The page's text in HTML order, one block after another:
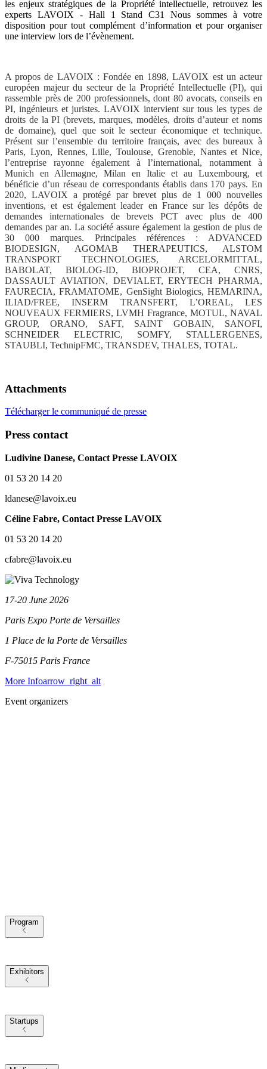
les enjeux stratégiques de la Propriété intellectuelle, retrouvez les
experts LAVOIX - Hall 1 Stand C31 Nous sommes à votre
disposition pour tout complément d’information et pour organiser
une interview lors de l’évènement.
A propos de LAVOIX : Fondée en 1898, LAVOIX est un acteur
européen majeur du secteur de la Propriété Intellectuelle (PI), qui
rassemble près de 200 professionnels, dont 80 avocats, conseils en
PI, ingénieurs et juristes. LAVOIX intervient sur tous les types de
droits de la PI (brevets, marques, modèles, droits d’auteur et noms
de domaine), quel que soit le secteur économique et technique.
Présent sur l’ensemble du territoire français, avec des bureaux à
Paris, Lyon, Rennes, Lille, Toulouse, Grenoble, Nantes et Nice,
l’entreprise rayonne également à l’international, notamment à
Munich en Allemagne, Milan en Italie et au Luxembourg, et
bénéficie d’un réseau de correspondants établis dans 170 pays. En
2020, LAVOIX a protégé par brevet plus de 1 000 nouvelles
inventions, et est également leader en France sur les dépôts de
demandes internationales de brevets PCT avec plus de 400
demandes par an. La société assure également la gestion de plus de
30 000 marques. Principales références : ADVANCED
BIODESIGN, AGOMAB THERAPEUTICS, ALSTOM
TRANSPORT TECHNOLOGIES, ARCELORMITTAL,
BABOLAT, BIOLOG-ID, BIOPROJET, CEA, CNRS,
DASSAULT AVIATION, DEVIALET, ERYTECH PHARMA,
FAURECIA, FRAMATOME, GenSight Biologics, HEMARINA,
ILIAD/FREE, INSERM TRANSFERT, L’OREAL, LES
NOUVEAUX FERMIERS, LVMH Fragrance, MOTUL, NAVAL
GROUP, ORANO, SAFT, SAINT GOBAIN, SANOFI,
SCHNEIDER ELECTRIC, SOMFY, STALLERGENES,
STAUBLI, TechnipFMC, TRANSDEV, THALES, TOTAL.
Attachments
Télécharger le communiqué de presse
Press contact
Ludivine Danese, Contact Presse LAVOIX
01 53 20 14 20
ldanese@lavoix.eu
Céline Fabre, Contact Presse LAVOIX
01 53 20 14 20
cfabre@lavoix.eu
17-20 June 2026
Paris Expo Porte de Versailles
1 Place de la Porte de Versailles
F-75015 Paris France
More Infoarrow_right_alt
Event organizers
Program
Exhibitors
Startups
and Awards